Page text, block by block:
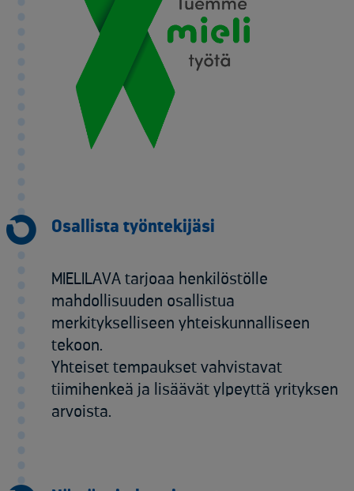
Osallista työntekijäsi
MIELILAVA tarjoaa henkilöstölle
mahdollisuuden osallistua
merkitykselliseen yhteiskunnalliseen
tekoon.
Yhteiset tempaukset vahvistavat
tiimihenkeä ja lisäävät ylpeyttä yrityksen
arvoista.